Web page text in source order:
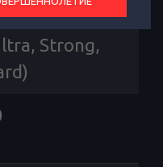
20 Гибрид
Strong,